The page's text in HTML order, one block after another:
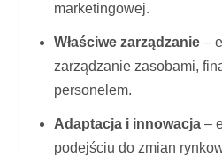
marketingowej.
Właściwe zarządzanie–
zarządzanie zasobami,
personelem.
Adaptacja i innowacja–
podejściu do zmian